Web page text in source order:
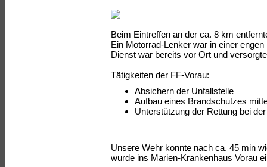
Beim Eintreffen an der ca. 8 km
Ein Motorrad-Lenker war in einer
Dienst war bereits vor Ort und
Tätigkeiten der FF-Vorau:
Absichern der Unfallstelle
Aufbau eines Brandschutzes
Unterstützung der Rettung bei
Unsere Wehr konnte nach ca. 45 min
wurde ins Marien-Krankenhaus Vorau